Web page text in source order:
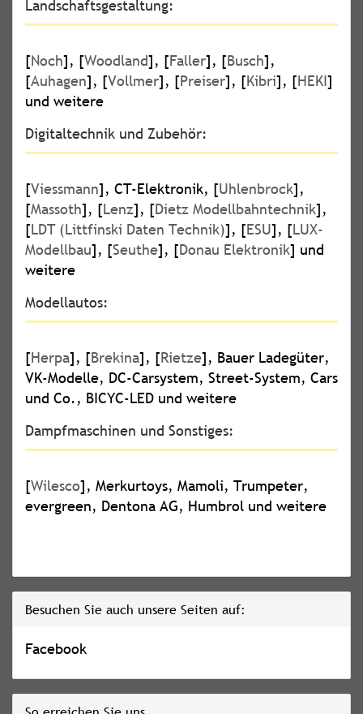
Landschaftsgestaltung:
[Noch], [Woodland], [Faller], [Busch],
[Auhagen], [Vollmer], [Preiser], [Kibri], [HEKI]
und weitere
Digitaltechnik und Zubehör:
[Viessmann], CT-Elektronik, [Uhlenbrock],
[Massoth], [Lenz], [Dietz Modellbahntechnik],
[LDT (Littfinski Daten Technik)], [ESU], [LUX-
Modellbau], [Seuthe], [Donau Elektronik] und
weitere
Modellautos:
[Herpa], [Brekina], [Rietze], Bauer Ladegüter,
VK-Modelle, DC-Carsystem, Street-System, Cars
und Co., BICYC-LED und weitere
Dampfmaschinen und Sonstiges:
[Wilesco], Merkurtoys, Mamoli, Trumpeter,
evergreen, Dentona AG, Humbrol und weitere
Besuchen Sie auch unsere Seiten auf:
Facebook